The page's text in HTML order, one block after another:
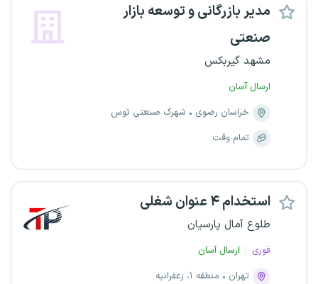
مدیر بازرگانی و توسعه بازار
صنعتی
مشهد گیربکس
ارسال آسان
خراسان رضوی
شهرک صنعتی توس
تمام وقت
استخدام ۴ عنوان شغلی
طلوع آمال پارسیان
فوری
ارسال آسان
تهران
منطقه ۱، زعفرانیه